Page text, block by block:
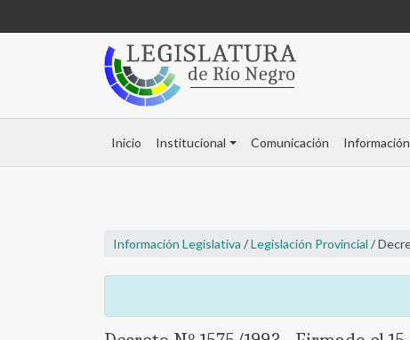
Inicio Institucional Comunicación
Información Legislativa /Legislación Provincial /